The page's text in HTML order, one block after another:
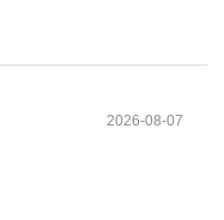
2026-08-07